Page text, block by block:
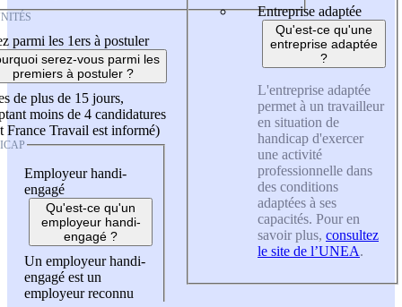
parmi les 1ers à postuler
serez-vous parmi les
premiers à postuler ?
de plus de 15 jours,
moins de 4 candidatures
France Travail est informé)
Employeur handi-
engagé
Qu'est-ce qu'un
employeur handi-
engagé ?
Un employeur handi-
engagé est un
employeur reconnu
Entreprise adaptée
Qu'est-ce qu'une
entreprise adaptée
?
L'entreprise adaptée
permet à un travailleur
en situation de
handicap d'exercer
une activité
professionnelle dans
des conditions
adaptées à ses
capacités. Pour en
savoir plus, consultez
le site de l’UNEA.